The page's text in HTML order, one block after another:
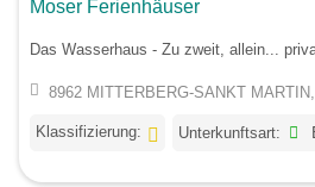
Moser Ferienhäuser
Das Wasserhaus - Zu zweit, allein...
8962 MITTERBERG-SANKT
Klassifizierung: Unterkunftsart: